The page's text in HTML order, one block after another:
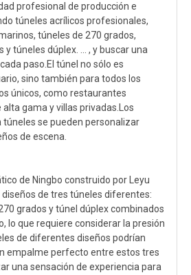
profesional de producción e
túneles acrílicos profesionales,
túneles de 270 grados,
túneles dúplex. ... , y buscar una
paso.El túnel no sólo es
sino también para todos los
únicos, como restaurantes
gama y villas privadas.Los
túneles se pueden personalizar
de escena.
de Ningbo construido por Leyu
de tres túneles diferentes:
grados y túnel dúplex combinados
lo que requiere considerar la presión
de diferentes diseños podrían
empalme perfecto entre estos tres
una sensación de experiencia para